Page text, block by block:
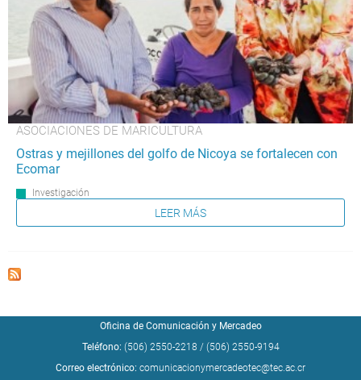
ASOCIACIONES DE MARICULTURA
Ostras y mejillones del golfo de Nicoya se fortalecen con
Ecomar
Investigación
LEER MÁS
Oficina de Comunicación y Mercadeo
Teléfono: (506) 2550-2218 / (506) 2550-9194
Correo electrónico: comunicacionymercadeotec@tec.ac.cr